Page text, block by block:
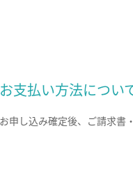
お支払い方法につい
お申し込み確定後、ご請求書